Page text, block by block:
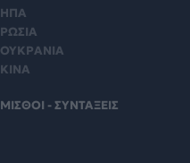
ΗΠΑ
ΡΩΣΙΑ
ΟΥΚΡΑΝΙΑ
ΚΙΝΑ
ΜΙΣΘΟΙ - ΣΥΝΤΑΞΕΙΣ